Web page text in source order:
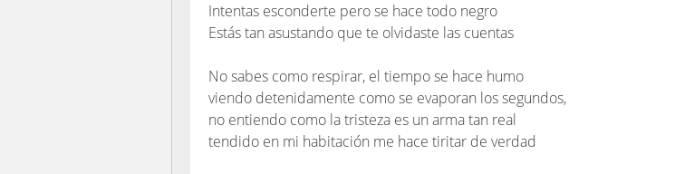
Intentas esconderte pero se hace todo negro
Estás tan asustando que te olvidaste las cuentas
No sabes como respirar, el tiempo se hace humo
viendo detenidamente como se evaporan los segundos,
no entiendo como la tristeza es un arma tan real
tendido en mi habitación me hace tiritar de verdad